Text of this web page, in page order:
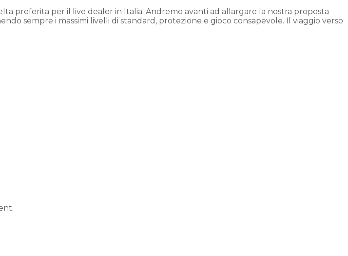
preferita per il live dealer in Italia. Andremo avanti ad allargare la nostra proposta
sempre i massimi livelli di standard, protezione e gioco consapevole. Il viaggio verso